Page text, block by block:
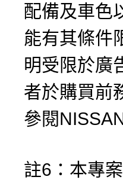
配備及車色
能有其條件
明受限於廣
者於購買前
參閱
註6：本專